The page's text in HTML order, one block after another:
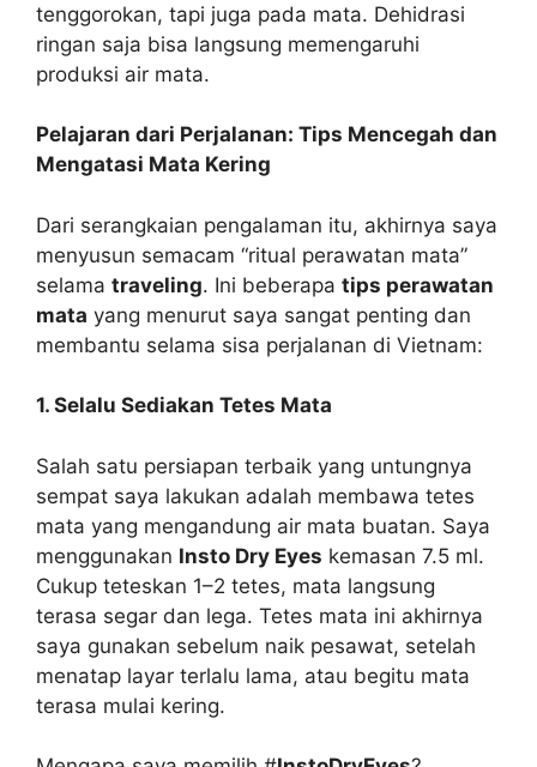
tenggorokan, tapi juga pada mata. Dehidrasi
ringan saja bisa langsung memengaruhi
produksi air mata.
Pelajaran dari Perjalanan: Tips Mencegah dan
Mengatasi Mata Kering
Dari serangkaian pengalaman itu, akhirnya saya
menyusun semacam “ritual perawatan mata”
selama traveling. Ini beberapa tips perawatan
mata yang menurut saya sangat penting dan
membantu selama sisa perjalanan di Vietnam:
1. Selalu Sediakan Tetes Mata
Salah satu persiapan terbaik yang untungnya
sempat saya lakukan adalah membawa tetes
mata yang mengandung air mata buatan. Saya
menggunakan Insto Dry Eyes kemasan 7.5 ml.
Cukup teteskan 1–2 tetes, mata langsung
terasa segar dan lega. Tetes mata ini akhirnya
saya gunakan sebelum naik pesawat, setelah
menatap layar terlalu lama, atau begitu mata
terasa mulai kering.